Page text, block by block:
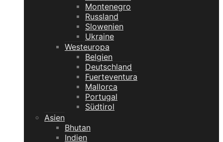
Montenegro
Russland
Slowenien
Ukraine
Westeuropa
Belgien
Deutschland
Fuerteventura
Mallorca
Portugal
Südtirol
Asien
Bhutan
Indien